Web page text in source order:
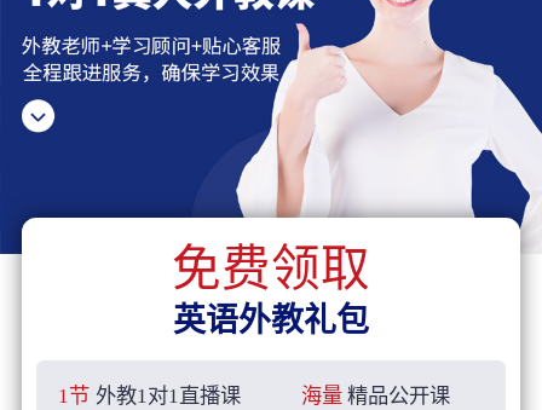
免费领取
英语外教礼包
1节 外教1对1直播课 海量 精品公开课